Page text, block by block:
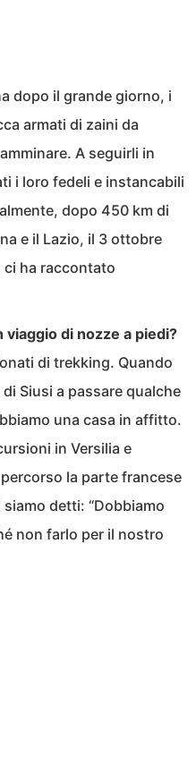
dopo il grande giorno, i
armati di zaini da
A seguirli in
i loro fedeli e instancabili
dopo 450 km di
e il Lazio, il 3 ottobre
ci ha raccontato
viaggio di nozze a piedi?
di trekking. Quando
Siusi a passare qualche
una casa in affitto.
in Versilia e
la parte francese
detti: “Dobbiamo
non farlo per il nostro